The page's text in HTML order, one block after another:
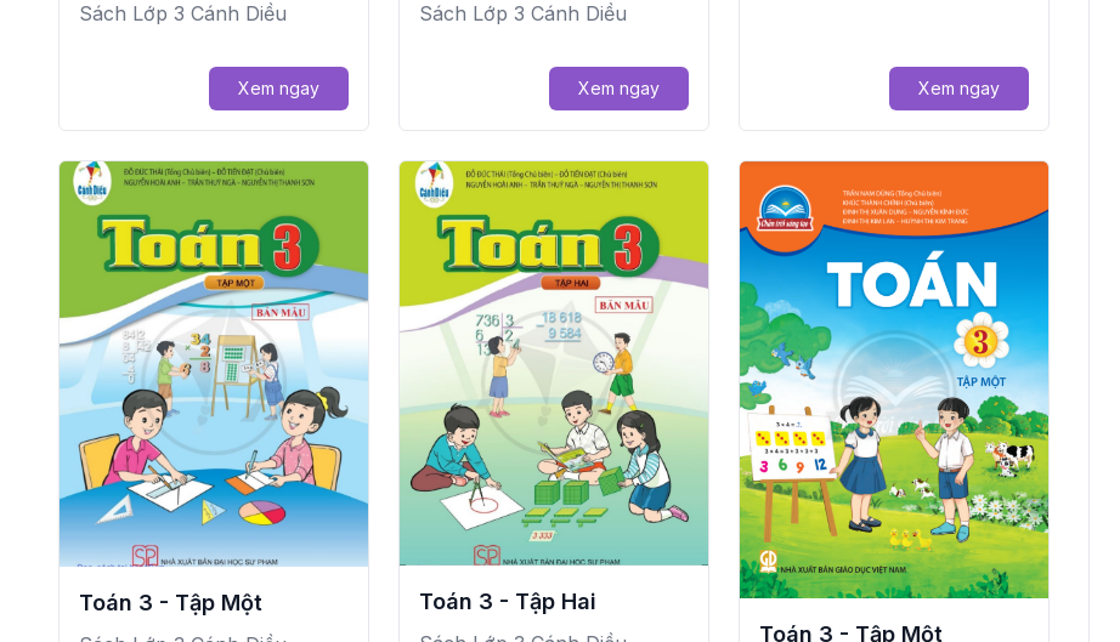
Sách Lớp 3 Cánh Diều
Xem ngay
Sách Lớp 3 Cánh Diều
Xem ngay Xem ngay
Toán 3 - Tập Một Toán 3 - Tập Hai
Toán 3 - Tập Một